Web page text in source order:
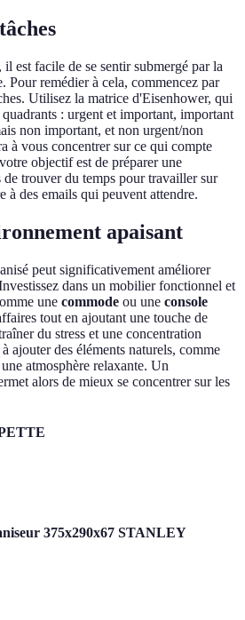
est facile de se sentir submergé par la
Pour remédier à cela, commencez par
Utilisez la matrice d'Eisenhower, qui
: urgent et important, important
non important, et non urgent/non
à vous concentrer sur ce qui compte
objectif est de préparer une
de trouver du temps pour travailler sur
à des emails qui peuvent attendre.
apaisant
peut significativement améliorer
dans un mobilier fonctionnel et
une commode ou une console
tout en ajoutant une touche de
du stress et une concentration
ajouter des éléments naturels, comme
atmosphère relaxante. Un
alors de mieux se concentrer sur les
375x290x67 STANLEY